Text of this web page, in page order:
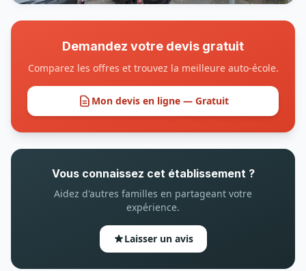
Demandez votre devis gratuit
Comparez les offres et trouvez la meilleure auto-école.
Mon devis en ligne — Gratuit
Vous connaissez cet établissement ?
Aidez d'autres familles en partageant votre
expérience.
Laisser un avis